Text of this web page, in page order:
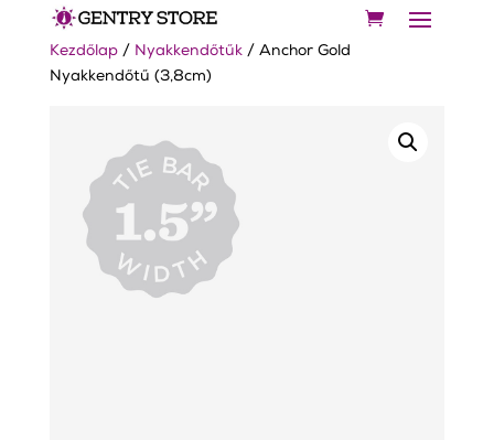
Kezdőlap/ Nyakkendőtűk/ Anchor Gold
Nyakkendőtű (3,8cm)